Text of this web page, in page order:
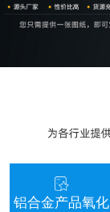
铝合金产品氧化